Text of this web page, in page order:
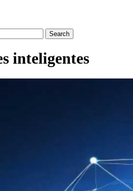
inteligentes